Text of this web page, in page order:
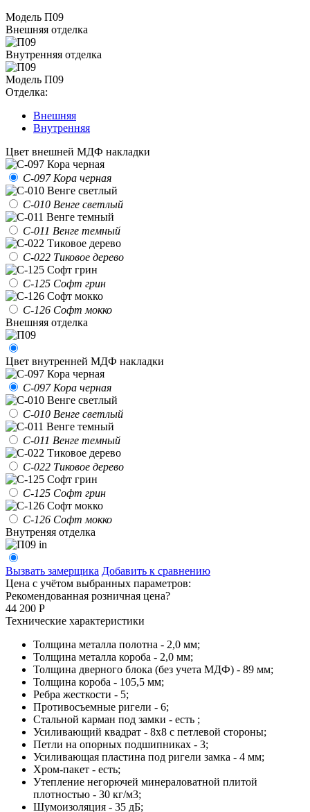
Модель П09
Внешняя отделка
Внутренняя отделка
Модель П09
Отделка:
Внешняя
Внутренняя
Цвет внешней МДФ накладки
С-097 Кора черная
С-010 Венге светлый
С-011 Венге темный
С-022 Тиковое дерево
С-125 Софт грин
С-126 Софт мокко
Внешняя отделка
Цвет внутренней МДФ накладки
С-097 Кора черная
С-010 Венге светлый
С-011 Венге темный
С-022 Тиковое дерево
С-125 Софт грин
С-126 Софт мокко
Внутреняя отделка
Вызвать замерщика Добавить к сравнению
Цена с учётом выбранных параметров:
Рекомендованная розничная цена?
44 200 Р
Технические характеристики
Толщина металла полотна - 2,0 мм;
Толщина металла короба - 2,0 мм;
Толщина дверного блока (без учета МДФ) - 89 мм;
Толщина короба - 105,5 мм;
Ребра жесткости - 5;
Противосъемные ригели - 6;
Стальной карман под замки - есть ;
Усиливающий квадрат - 8х8 с петлевой стороны;
Петли на опорных подшипниках - 3;
Усиливающая пластина под ригели замка - 4 мм;
Хром-пакет - есть;
Утепление негорючей минераловатной плитой
плотностью - 30 кг/м3;
Шумоизоляция - 35 дБ;